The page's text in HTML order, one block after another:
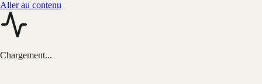
Aller au contenu
Chargement...